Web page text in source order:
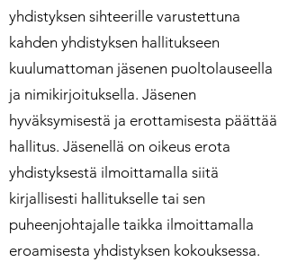
yhdistyksen sihteerille varustettuna
kahden yhdistyksen hallitukseen
kuulumattoman jäsenen puoltolauseella
ja nimikirjoituksella. Jäsenen
hyväksymisestä ja erottamisesta päättää
hallitus. Jäsenellä on oikeus erota
yhdistyksestä ilmoittamalla siitä
kirjallisesti hallitukselle tai sen
puheenjohtajalle taikka ilmoittamalla
eroamisesta yhdistyksen kokouksessa.